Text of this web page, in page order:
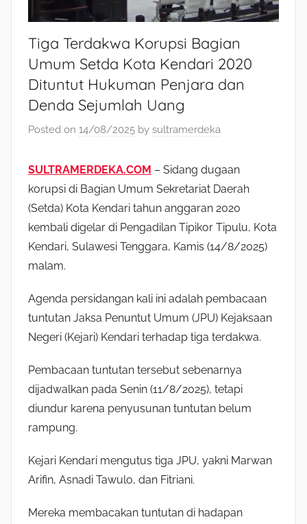
Tiga Terdakwa Korupsi Bagian
Umum Setda Kota Kendari 2020
Dituntut Hukuman Penjara dan
Denda Sejumlah Uang
Posted on 14/08/2025 by sultramerdeka
SULTRAMERDEKA.COM – Sidang dugaan
korupsi di Bagian Umum Sekretariat Daerah
(Setda) Kota Kendari tahun anggaran 2020
kembali digelar di Pengadilan Tipikor Tipulu, Kota
Kendari, Sulawesi Tenggara, Kamis (14/8/2025)
malam.
Agenda persidangan kali ini adalah pembacaan
tuntutan Jaksa Penuntut Umum (JPU) Kejaksaan
Negeri (Kejari) Kendari terhadap tiga terdakwa.
Pembacaan tuntutan tersebut sebenarnya
dijadwalkan pada Senin (11/8/2025), tetapi
diundur karena penyusunan tuntutan belum
rampung.
Kejari Kendari mengutus tiga JPU, yakni Marwan
Arifin, Asnadi Tawulo, dan Fitriani.
Mereka membacakan tuntutan di hadapan